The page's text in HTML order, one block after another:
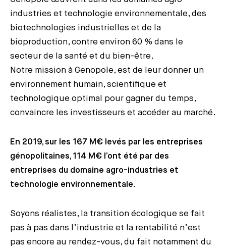
industries et technologie environnementale, des
biotechnologies industrielles et de la
bioproduction, contre environ 60 % dans le
secteur de la santé et du bien-être.
Notre mission à Genopole, est de leur donner un
environnement humain, scientifique et
technologique optimal pour gagner du temps,
convaincre les investisseurs et accéder au marché.
En 2019, sur les 167 M€ levés par les entreprises
génopolitaines, 114 M€ l’ont été par des
entreprises du domaine agro-industries et
technologie environnementale.
Soyons réalistes, la transition écologique se fait
pas à pas dans l’industrie et la rentabilité n’est
pas encore au rendez-vous, du fait notamment du